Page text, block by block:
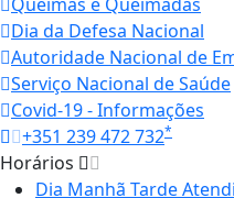
Dia da Defesa Nacional
Autoridade Nacional de
Serviço Nacional de Saúde
Covid-19 - Informações
+351 239 472 732*
Horários
Dia Manhã Tarde